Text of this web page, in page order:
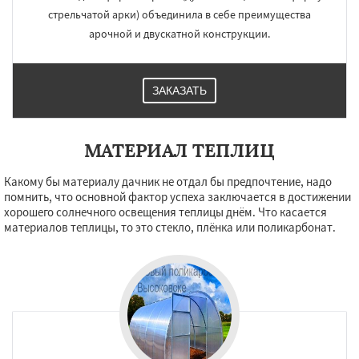
стрельчатой арки) объединила в себе преимущества
арочной и двускатной конструкции.
ЗАКАЗАТЬ
МАТЕРИАЛ ТЕПЛИЦ
Какому бы материалу дачник не отдал бы предпочтение, надо
помнить, что основной фактор успеха заключается в достижении
хорошего солнечного освещения теплицы днём. Что касается
материалов теплицы, то это стекло, плёнка или поликарбонат.